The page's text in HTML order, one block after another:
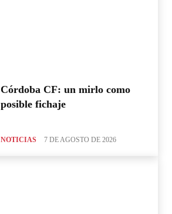
Córdoba CF: un mirlo como
posible fichaje
NOTICIAS 7 DE AGOSTO DE 2026